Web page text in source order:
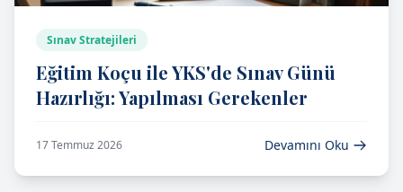
Sınav Stratejileri
Eğitim Koçu ile YKS'de Sınav Günü
Hazırlığı: Yapılması Gerekenler
17 Temmuz 2026 Devamını Oku